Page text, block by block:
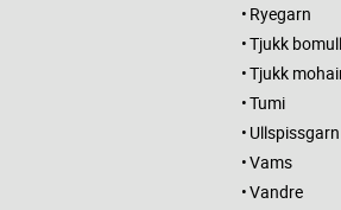
Ryegarn
Tjukk bomull
Tjukk
Tumi
Ullspissgarn
Vams
Vandre